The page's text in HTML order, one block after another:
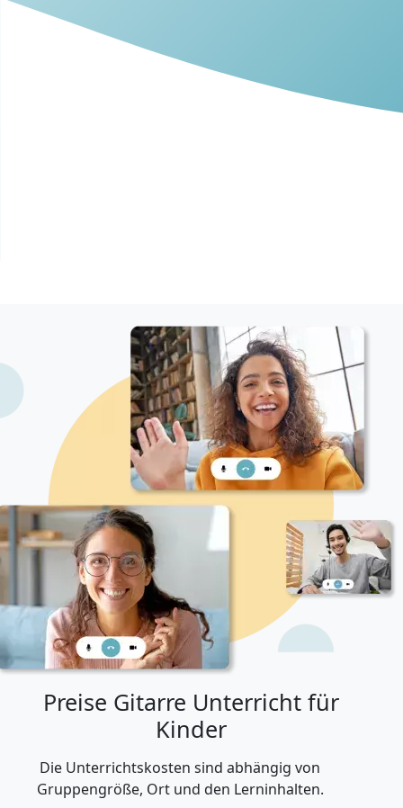
Preise Gitarre Unterricht für
Kinder
Die Unterrichtskosten sind abhängig von
Gruppengröße, Ort und den Lerninhalten.